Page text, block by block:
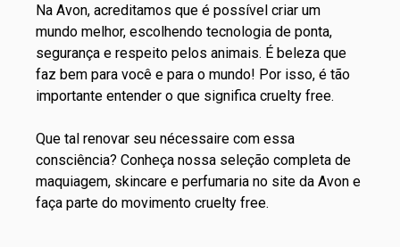
Na Avon, acreditamos que é possível criar um
mundo melhor, escolhendo tecnologia de ponta,
segurança e respeito pelos animais. É beleza que
faz bem para você e para o mundo! Por isso, é tão
importante entender o que significa cruelty free.
Que tal renovar seu nécessaire com essa
consciência? Conheça nossa seleção completa de
maquiagem, skincare e perfumaria no site da Avon e
faça parte do movimento cruelty free.